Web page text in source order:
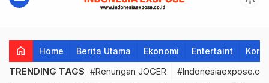
home Home Berita Utama Ekonomi Entertaint
TRENDING TAGS #Renungan JOGER